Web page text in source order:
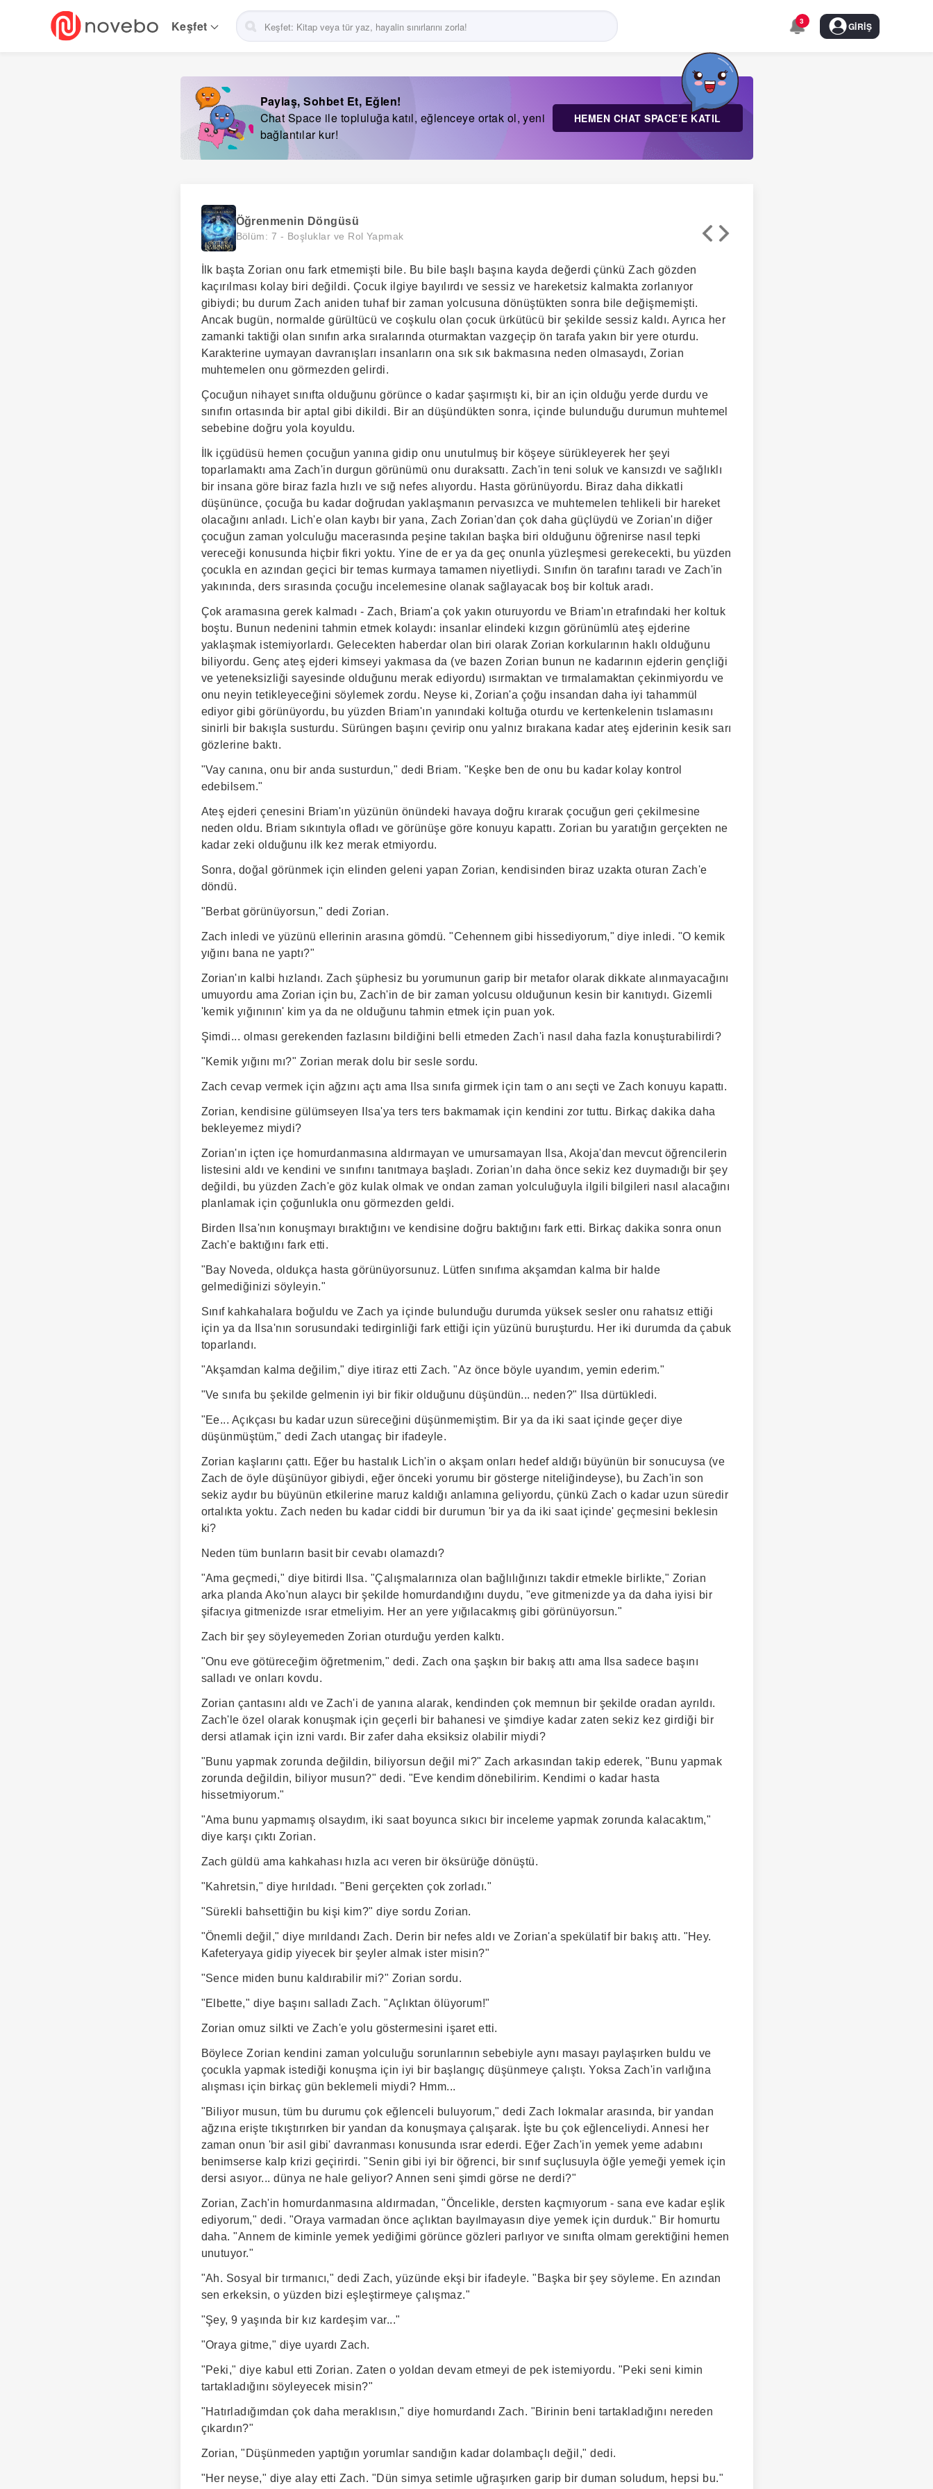
Keşfet 3 GIRIŞ
Paylaş, Sohbet Et, Eğlen!
Chat Space ile topluluğa katıl, eğlenceye ortak ol, yeni
bağlantılar kur!
HEMEN CHAT SPACE’E KATIL
Öğrenmenin Döngüsü
Bölüm: 7 - Boşluklar ve Rol Yapmak
İlk başta Zorian onu fark etmemişti bile. Bu bile başlı başına kayda değerdi çünkü Zach gözden
kaçırılması kolay biri değildi. Çocuk ilgiye bayılırdı ve sessiz ve hareketsiz kalmakta zorlanıyor
gibiydi; bu durum Zach aniden tuhaf bir zaman yolcusuna dönüştükten sonra bile değişmemişti.
Ancak bugün, normalde gürültücü ve coşkulu olan çocuk ürkütücü bir şekilde sessiz kaldı. Ayrıca her
zamanki taktiği olan sınıfın arka sıralarında oturmaktan vazgeçip ön tarafa yakın bir yere oturdu.
Karakterine uymayan davranışları insanların ona sık sık bakmasına neden olmasaydı, Zorian
muhtemelen onu görmezden gelirdi.
Çocuğun nihayet sınıfta olduğunu görünce o kadar şaşırmıştı ki, bir an için olduğu yerde durdu ve
sınıfın ortasında bir aptal gibi dikildi. Bir an düşündükten sonra, içinde bulunduğu durumun muhtemel
sebebine doğru yola koyuldu.
İlk içgüdüsü hemen çocuğun yanına gidip onu unutulmuş bir köşeye sürükleyerek her şeyi
toparlamaktı ama Zach'in durgun görünümü onu duraksattı. Zach'in teni soluk ve kansızdı ve sağlıklı
bir insana göre biraz fazla hızlı ve sığ nefes alıyordu. Hasta görünüyordu. Biraz daha dikkatli
düşününce, çocuğa bu kadar doğrudan yaklaşmanın pervasızca ve muhtemelen tehlikeli bir hareket
olacağını anladı. Lich'e olan kaybı bir yana, Zach Zorian'dan çok daha güçlüydü ve Zorian'ın diğer
çocuğun zaman yolculuğu macerasında peşine takılan başka biri olduğunu öğrenirse nasıl tepki
vereceği konusunda hiçbir fikri yoktu. Yine de er ya da geç onunla yüzleşmesi gerekecekti, bu yüzden
çocukla en azından geçici bir temas kurmaya tamamen niyetliydi. Sınıfın ön tarafını taradı ve Zach'in
yakınında, ders sırasında çocuğu incelemesine olanak sağlayacak boş bir koltuk aradı.
Çok aramasına gerek kalmadı - Zach, Briam'a çok yakın oturuyordu ve Briam'ın etrafındaki her koltuk
boştu. Bunun nedenini tahmin etmek kolaydı: insanlar elindeki kızgın görünümlü ateş ejderine
yaklaşmak istemiyorlardı. Gelecekten haberdar olan biri olarak Zorian korkularının haklı olduğunu
biliyordu. Genç ateş ejderi kimseyi yakmasa da (ve bazen Zorian bunun ne kadarının ejderin gençliği
ve yeteneksizliği sayesinde olduğunu merak ediyordu) ısırmaktan ve tırmalamaktan çekinmiyordu ve
onu neyin tetikleyeceğini söylemek zordu. Neyse ki, Zorian'a çoğu insandan daha iyi tahammül
ediyor gibi görünüyordu, bu yüzden Briam'ın yanındaki koltuğa oturdu ve kertenkelenin tıslamasını
sinirli bir bakışla susturdu. Sürüngen başını çevirip onu yalnız bırakana kadar ateş ejderinin kesik sarı
gözlerine baktı.
"Vay canına, onu bir anda susturdun," dedi Briam. "Keşke ben de onu bu kadar kolay kontrol
edebilsem."
Ateş ejderi çenesini Briam'ın yüzünün önündeki havaya doğru kırarak çocuğun geri çekilmesine
neden oldu. Briam sıkıntıyla ofladı ve görünüşe göre konuyu kapattı. Zorian bu yaratığın gerçekten ne
kadar zeki olduğunu ilk kez merak etmiyordu.
Sonra, doğal görünmek için elinden geleni yapan Zorian, kendisinden biraz uzakta oturan Zach'e
döndü.
"Berbat görünüyorsun," dedi Zorian.
Zach inledi ve yüzünü ellerinin arasına gömdü. "Cehennem gibi hissediyorum," diye inledi. "O kemik
yığını bana ne yaptı?"
Zorian'ın kalbi hızlandı. Zach şüphesiz bu yorumunun garip bir metafor olarak dikkate alınmayacağını
umuyordu ama Zorian için bu, Zach'in de bir zaman yolcusu olduğunun kesin bir kanıtıydı. Gizemli
'kemik yığınının' kim ya da ne olduğunu tahmin etmek için puan yok.
Şimdi... olması gerekenden fazlasını bildiğini belli etmeden Zach'i nasıl daha fazla konuşturabilirdi?
"Kemik yığını mı?" Zorian merak dolu bir sesle sordu.
Zach cevap vermek için ağzını açtı ama Ilsa sınıfa girmek için tam o anı seçti ve Zach konuyu kapattı.
Zorian, kendisine gülümseyen Ilsa'ya ters ters bakmamak için kendini zor tuttu. Birkaç dakika daha
bekleyemez miydi?
Zorian'ın içten içe homurdanmasına aldırmayan ve umursamayan Ilsa, Akoja'dan mevcut öğrencilerin
listesini aldı ve kendini ve sınıfını tanıtmaya başladı. Zorian'ın daha önce sekiz kez duymadığı bir şey
değildi, bu yüzden Zach'e göz kulak olmak ve ondan zaman yolculuğuyla ilgili bilgileri nasıl alacağını
planlamak için çoğunlukla onu görmezden geldi.
Birden Ilsa'nın konuşmayı bıraktığını ve kendisine doğru baktığını fark etti. Birkaç dakika sonra onun
Zach'e baktığını fark etti.
"Bay Noveda, oldukça hasta görünüyorsunuz. Lütfen sınıfıma akşamdan kalma bir halde
gelmediğinizi söyleyin."
Sınıf kahkahalara boğuldu ve Zach ya içinde bulunduğu durumda yüksek sesler onu rahatsız ettiği
için ya da Ilsa'nın sorusundaki tedirginliği fark ettiği için yüzünü buruşturdu. Her iki durumda da çabuk
toparlandı.
"Akşamdan kalma değilim," diye itiraz etti Zach. "Az önce böyle uyandım, yemin ederim."
"Ve sınıfa bu şekilde gelmenin iyi bir fikir olduğunu düşündün... neden?" Ilsa dürtükledi.
"Ee... Açıkçası bu kadar uzun süreceğini düşünmemiştim. Bir ya da iki saat içinde geçer diye
düşünmüştüm," dedi Zach utangaç bir ifadeyle.
Zorian kaşlarını çattı. Eğer bu hastalık Lich'in o akşam onları hedef aldığı büyünün bir sonucuysa (ve
Zach de öyle düşünüyor gibiydi, eğer önceki yorumu bir gösterge niteliğindeyse), bu Zach'in son
sekiz aydır bu büyünün etkilerine maruz kaldığı anlamına geliyordu, çünkü Zach o kadar uzun süredir
ortalıkta yoktu. Zach neden bu kadar ciddi bir durumun 'bir ya da iki saat içinde' geçmesini beklesin
ki?
Neden tüm bunların basit bir cevabı olamazdı?
"Ama geçmedi," diye bitirdi Ilsa. "Çalışmalarınıza olan bağlılığınızı takdir etmekle birlikte," Zorian
arka planda Ako'nun alaycı bir şekilde homurdandığını duydu, "eve gitmenizde ya da daha iyisi bir
şifacıya gitmenizde ısrar etmeliyim. Her an yere yığılacakmış gibi görünüyorsun."
Zach bir şey söyleyemeden Zorian oturduğu yerden kalktı.
"Onu eve götüreceğim öğretmenim," dedi. Zach ona şaşkın bir bakış attı ama Ilsa sadece başını
salladı ve onları kovdu.
Zorian çantasını aldı ve Zach'i de yanına alarak, kendinden çok memnun bir şekilde oradan ayrıldı.
Zach'le özel olarak konuşmak için geçerli bir bahanesi ve şimdiye kadar zaten sekiz kez girdiği bir
dersi atlamak için izni vardı. Bir zafer daha eksiksiz olabilir miydi?
"Bunu yapmak zorunda değildin, biliyorsun değil mi?" Zach arkasından takip ederek, "Bunu yapmak
zorunda değildin, biliyor musun?" dedi. "Eve kendim dönebilirim. Kendimi o kadar hasta
hissetmiyorum."
"Ama bunu yapmamış olsaydım, iki saat boyunca sıkıcı bir inceleme yapmak zorunda kalacaktım,"
diye karşı çıktı Zorian.
Zach güldü ama kahkahası hızla acı veren bir öksürüğe dönüştü.
"Kahretsin," diye hırıldadı. "Beni gerçekten çok zorladı."
"Sürekli bahsettiğin bu kişi kim?" diye sordu Zorian.
"Önemli değil," diye mırıldandı Zach. Derin bir nefes aldı ve Zorian'a spekülatif bir bakış attı. "Hey.
Kafeteryaya gidip yiyecek bir şeyler almak ister misin?"
"Sence miden bunu kaldırabilir mi?" Zorian sordu.
"Elbette," diye başını salladı Zach. "Açlıktan ölüyorum!"
Zorian omuz silkti ve Zach'e yolu göstermesini işaret etti.
Böylece Zorian kendini zaman yolculuğu sorunlarının sebebiyle aynı masayı paylaşırken buldu ve
çocukla yapmak istediği konuşma için iyi bir başlangıç düşünmeye çalıştı. Yoksa Zach'in varlığına
alışması için birkaç gün beklemeli miydi? Hmm...
"Biliyor musun, tüm bu durumu çok eğlenceli buluyorum," dedi Zach lokmalar arasında, bir yandan
ağzına erişte tıkıştırırken bir yandan da konuşmaya çalışarak. İşte bu çok eğlenceliydi. Annesi her
zaman onun 'bir asil gibi' davranması konusunda ısrar ederdi. Eğer Zach'in yemek yeme adabını
benimserse kalp krizi geçirirdi. "Senin gibi iyi bir öğrenci, bir sınıf suçlusuyla öğle yemeği yemek için
dersi asıyor... dünya ne hale geliyor? Annen seni şimdi görse ne derdi?"
Zorian, Zach'in homurdanmasına aldırmadan, "Öncelikle, dersten kaçmıyorum - sana eve kadar eşlik
ediyorum," dedi. "Oraya varmadan önce açlıktan bayılmayasın diye yemek için durduk." Bir homurtu
daha. "Annem de kiminle yemek yediğimi görünce gözleri parlıyor ve sınıfta olmam gerektiğini hemen
unutuyor."
"Ah. Sosyal bir tırmanıcı," dedi Zach, yüzünde ekşi bir ifadeyle. "Başka bir şey söyleme. En azından
sen erkeksin, o yüzden bizi eşleştirmeye çalışmaz."
"Şey, 9 yaşında bir kız kardeşim var..."
"Oraya gitme," diye uyardı Zach.
"Peki," diye kabul etti Zorian. Zaten o yoldan devam etmeyi de pek istemiyordu. "Peki seni kimin
tartakladığını söyleyecek misin?"
"Hatırladığımdan çok daha meraklısın," diye homurdandı Zach. "Birinin beni tartakladığını nereden
çıkardın?"
Zorian, "Düşünmeden yaptığın yorumlar sandığın kadar dolambaçlı değil," dedi.
"Her neyse," diye alay etti Zach. "Dün simya setimle uğraşırken garip bir duman soludum, hepsi bu."